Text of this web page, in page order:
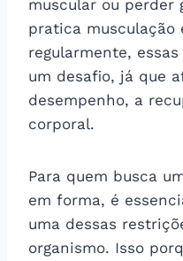
muscular ou perder
pratica musculação
regularmente,
um desafio, já que
desempenho, a
corporal.
Para quem busca
em forma, é
uma dessas
organismo. Isso